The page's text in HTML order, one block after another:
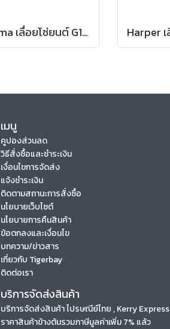
Holzfforma เลื่อยโซ่ยนต์ G180E PRO
เมนู
คูปองส่วนลด
วิธีสั่งซื้อและชำระเงิน
เงื่อนไขการจัดส่ง
แจ้งชำระเงิน
ติดตามสถานะการสั่งซื้อ
นโยบายเว็บไซต์
นโยบายการคืนสินค้า
ข้อตกลงและเงื่อนไข
บทความ/ข่าวสาร
เกี่ยวกับ Tigerbay
ติดต่อเรา
บริการจัดส่งสินค้า
บริการจัดส่งสินค้า ไปรษณีย์ไทย , Kerry Express
ราคาสินค้าข้างต้นรวมภาษีมูลค่าเพิ่ม 7% แล้ว